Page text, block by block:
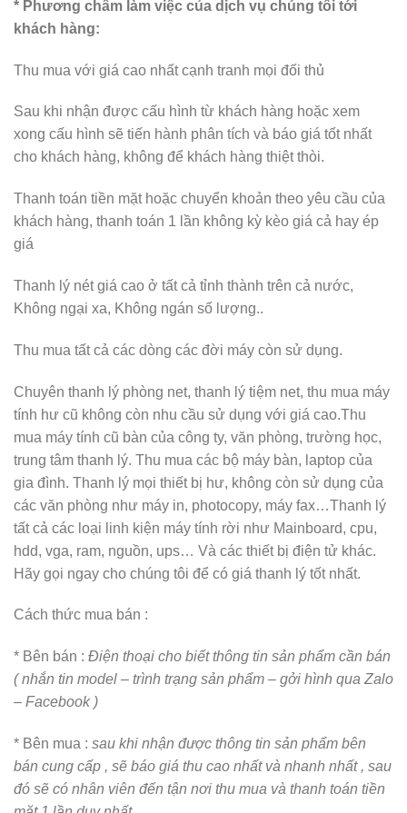
* Phương châm làm việc của dịch vụ chúng tôi tới
khách hàng:
Thu mua với giá cao nhất cạnh tranh mọi đối thủ
Sau khi nhận được cấu hình từ khách hàng hoặc xem
xong cấu hình sẽ tiến hành phân tích và báo giá tốt nhất
cho khách hàng, không để khách hàng thiệt thòi.
Thanh toán tiền mặt hoặc chuyển khoản theo yêu cầu của
khách hàng, thanh toán 1 lần không kỳ kèo giá cả hay ép
giá
Thanh lý nét giá cao ở tất cả tỉnh thành trên cả nước,
Không ngại xa, Không ngán số lượng..
Thu mua tất cả các dòng các đời máy còn sử dụng.
Chuyên thanh lý phòng net, thanh lý tiệm net, thu mua máy
tính hư cũ không còn nhu cầu sử dụng với giá cao.Thu
mua máy tính cũ bàn của công ty, văn phòng, trường học,
trung tâm thanh lý. Thu mua các bộ máy bàn, laptop của
gia đình. Thanh lý mọi thiết bị hư, không còn sử dụng của
các văn phòng như máy in, photocopy, máy fax…Thanh lý
tất cả các loại linh kiện máy tính rời như Mainboard, cpu,
hdd, vga, ram, nguồn, ups… Và các thiết bị điện tử khác.
Hãy gọi ngay cho chúng tôi để có giá thanh lý tốt nhất.
Cách thức mua bán :
* Bên bán : Điện thoại cho biết thông tin sản phẩm cần bán
( nhắn tin model – trình trạng sản phẩm – gởi hình qua Zalo
– Facebook )
* Bên mua : sau khi nhận được thông tin sản phẩm bên
bán cung cấp , sẽ báo giá thu cao nhất và nhanh nhất , sau
đó sẽ có nhân viên đến tận nơi thu mua và thanh toán tiền